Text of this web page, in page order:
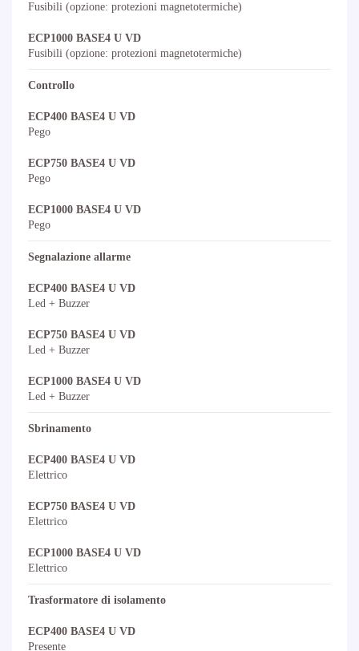
Fusibili (opzione: protezioni magnetotermiche)
ECP1000 BASE4 U VD
Fusibili (opzione: protezioni magnetotermiche)
Controllo
ECP400 BASE4 U VD
Pego
ECP750 BASE4 U VD
Pego
ECP1000 BASE4 U VD
Pego
Segnalazione allarme
ECP400 BASE4 U VD
Led + Buzzer
ECP750 BASE4 U VD
Led + Buzzer
ECP1000 BASE4 U VD
Led + Buzzer
Sbrinamento
ECP400 BASE4 U VD
Elettrico
ECP750 BASE4 U VD
Elettrico
ECP1000 BASE4 U VD
Elettrico
Trasformatore di isolamento
ECP400 BASE4 U VD
Presente